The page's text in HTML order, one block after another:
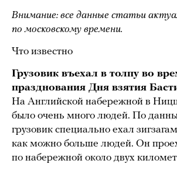
Внимание: все данные статьи
по московскому времени.
Что известно
Грузовик въехал в толпу во
празднования Дня взятия
На Английской набережной в
было очень много людей. По
грузовик специально ехал
как можно больше людей. Он
по набережной около двух